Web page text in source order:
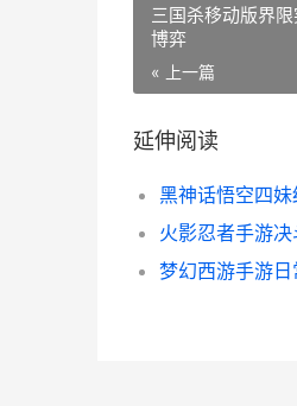
三国杀移动版界
博弈
« 上一篇
延伸阅读
梦幻西游手游